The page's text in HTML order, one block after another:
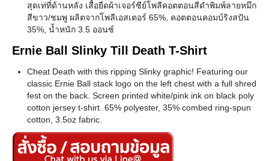
สุดเท่ที่ด้านหลัง เสื้อยืดผ้าเจอร์ซีย์โพลีคอตตอนสีดำพิมพ์ลายหมึก
สีขาว/ชมพู ผลิตจากโพลีเอสเตอร์ 65%, คอตตอนคอมบ์ริงสปัน
35%, น้ำหนัก 3.5 ออนซ์
Ernie Ball Slinky Till Death T-Shirt
Cheat Death with this ripping Slinky graphic! Featuring our
classic Ernie Ball stack logo on the left chest with a full shred
fest on the back. Screen printed white/pink ink on black poly
cotton jersey t-shirt. 65% polyester, 35% combed ring-spun
cotton, 3.5oz fabric.